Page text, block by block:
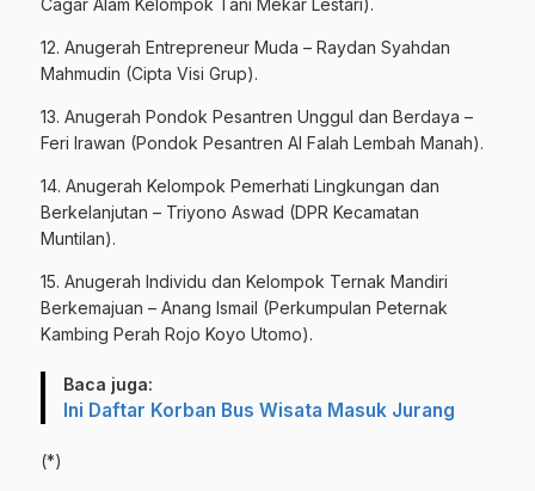
Cagar Alam Kelompok Tani Mekar Lestari).
12. Anugerah Entrepreneur Muda – Raydan Syahdan
Mahmudin (Cipta Visi Grup).
13. Anugerah Pondok Pesantren Unggul dan Berdaya –
Feri Irawan (Pondok Pesantren Al Falah Lembah Manah).
14. Anugerah Kelompok Pemerhati Lingkungan dan
Berkelanjutan – Triyono Aswad (DPR Kecamatan
Muntilan).
15. Anugerah Individu dan Kelompok Ternak Mandiri
Berkemajuan – Anang Ismail (Perkumpulan Peternak
Kambing Perah Rojo Koyo Utomo).
Baca juga:
Ini Daftar Korban Bus Wisata Masuk Jurang
(*)